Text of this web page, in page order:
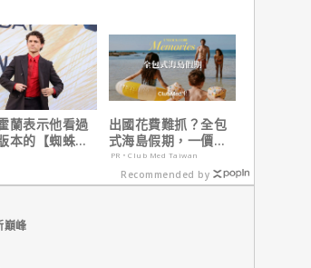
蘭表示他看過
本的【蜘蛛
出國花費難抓？全包
式海島假期，一價搞
定食宿玩樂，省錢更
省心！
PR・Club Med Taiwan
Recommended by
巔峰